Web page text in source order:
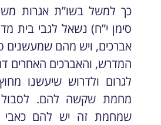
כך למשל בשו”ת אגרות
סימן י”ח) נשאל לגבי בית
אברכים, ויש מהם שמעשנים
המדרש, והאברכים האחרים
לגרום ולדרוש שיעשנו
מחמת שקשה להם. לסבול
שמחמת זה יש להם כאבי